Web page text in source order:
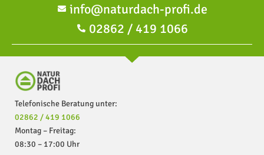
info@naturdach-profi.de
02862 / 419 1066
Telefonische Beratung unter:
02862 / 419 1066
Montag – Freitag:
08:30 – 17:00 Uhr